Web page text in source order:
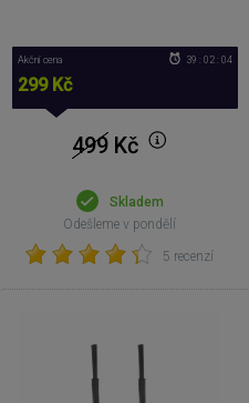
Akční cena
299 Kč
39 : 02 : 04
499 Kč
Skladem
Odešleme v pondělí
5 recenzí